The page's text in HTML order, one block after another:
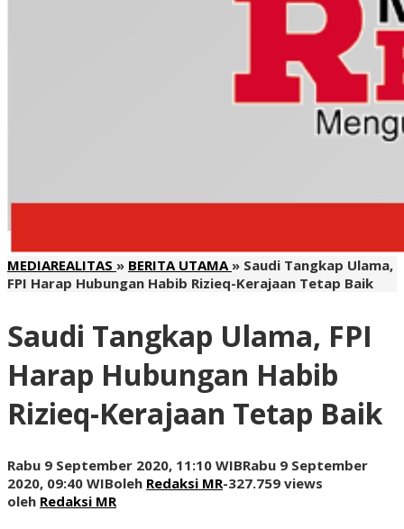
MEDIAREALITAS » BERITA UTAMA » Saudi Tangkap Ulama,
FPI Harap Hubungan Habib Rizieq-Kerajaan Tetap Baik
Saudi Tangkap Ulama, FPI
Harap Hubungan Habib
Rizieq-Kerajaan Tetap Baik
Rabu 9 September 2020, 11:10 WIBRabu 9 September
2020, 09:40 WIBoleh Redaksi MR-327.759 views
oleh Redaksi MR